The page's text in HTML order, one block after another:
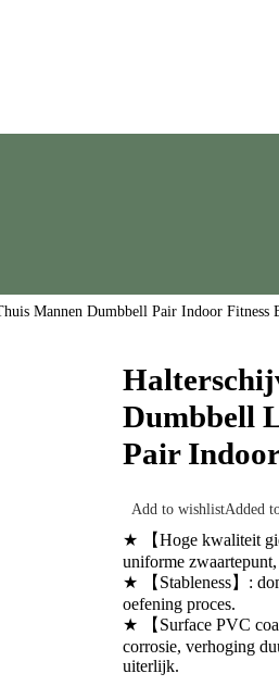
Mannen Dumbbell Pair Indoor Fitness
Dumbbell
Pair
Add to wishlistAdded
★ 【Hoge kwaliteit
uniforme
★ 【Stableness】:
oefening proces.
★ 【Surface PVC
corrosie, verhoging
uiterlijk.